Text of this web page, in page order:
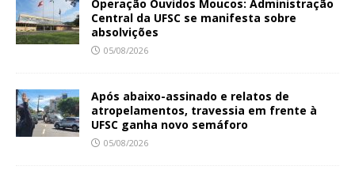
Operação Ouvidos Moucos: Administração
Central da UFSC se manifesta sobre
absolvições
05/08/2026
Após abaixo-assinado e relatos de
atropelamentos, travessia em frente à
UFSC ganha novo semáforo
05/08/2026